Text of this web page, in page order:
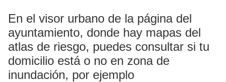
En el visor urbano de la página del
ayuntamiento, donde hay mapas del
atlas de riesgo, puedes consultar si tu
domicilio está o no en zona de
inundación, por ejemplo